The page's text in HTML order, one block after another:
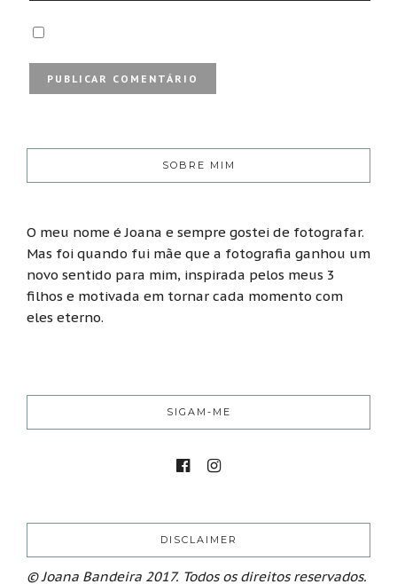
SOBRE MIM
O meu nome é Joana e sempre gostei de fotografar.
Mas foi quando fui mãe que a fotografia ganhou um
novo sentido para mim, inspirada pelos meus 3
filhos e motivada em tornar cada momento com
eles eterno.
SIGAM-ME
DISCLAIMER
© Joana Bandeira 2017. Todos os direitos reservados.